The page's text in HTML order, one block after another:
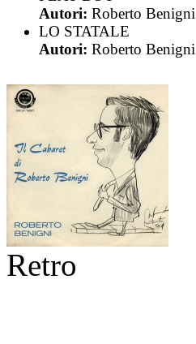
Autori: Roberto Benigni
LO STATALE
Autori: Roberto Benigni
Retro